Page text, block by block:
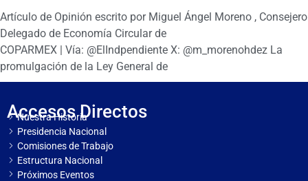
Artículo de Opinión escrito por Miguel Ángel Moreno , Consejero
Delegado de Economía Circular de
COPARMEX | Vía: @ElIndpendiente X: @m_morenohdez La
promulgación de la Ley General de
Accesos Directos
Nuestra Historia
Presidencia Nacional
Comisiones de Trabajo
Estructura Nacional
Próximos Eventos